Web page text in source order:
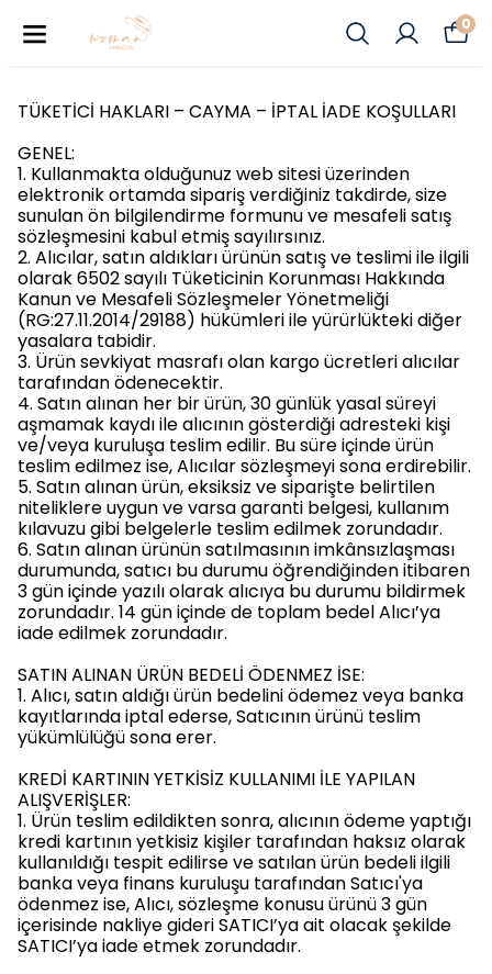
0
TÜKETİCİ HAKLARI – CAYMA – İPTAL İADE KOŞULLARI
GENEL:
1. Kullanmakta olduğunuz web sitesi üzerinden
elektronik ortamda sipariş verdiğiniz takdirde, size
sunulan ön bilgilendirme formunu ve mesafeli satış
sözleşmesini kabul etmiş sayılırsınız.
2. Alıcılar, satın aldıkları ürünün satış ve teslimi ile ilgili
olarak 6502 sayılı Tüketicinin Korunması Hakkında
Kanun ve Mesafeli Sözleşmeler Yönetmeliği
(RG:27.11.2014/29188) hükümleri ile yürürlükteki diğer
yasalara tabidir.
3. Ürün sevkiyat masrafı olan kargo ücretleri alıcılar
tarafından ödenecektir.
4. Satın alınan her bir ürün, 30 günlük yasal süreyi
aşmamak kaydı ile alıcının gösterdiği adresteki kişi
ve/veya kuruluşa teslim edilir. Bu süre içinde ürün
teslim edilmez ise, Alıcılar sözleşmeyi sona erdirebilir.
5. Satın alınan ürün, eksiksiz ve siparişte belirtilen
niteliklere uygun ve varsa garanti belgesi, kullanım
kılavuzu gibi belgelerle teslim edilmek zorundadır.
6. Satın alınan ürünün satılmasının imkânsızlaşması
durumunda, satıcı bu durumu öğrendiğinden itibaren
3 gün içinde yazılı olarak alıcıya bu durumu bildirmek
zorundadır. 14 gün içinde de toplam bedel Alıcı’ya
iade edilmek zorundadır.
SATIN ALINAN ÜRÜN BEDELİ ÖDENMEZ İSE:
1. Alıcı, satın aldığı ürün bedelini ödemez veya banka
kayıtlarında iptal ederse, Satıcının ürünü teslim
yükümlülüğü sona erer.
KREDİ KARTININ YETKİSİZ KULLANIMI İLE YAPILAN
ALIŞVERİŞLER:
1. Ürün teslim edildikten sonra, alıcının ödeme yaptığı
kredi kartının yetkisiz kişiler tarafından haksız olarak
kullanıldığı tespit edilirse ve satılan ürün bedeli ilgili
banka veya finans kuruluşu tarafından Satıcı'ya
ödenmez ise, Alıcı, sözleşme konusu ürünü 3 gün
içerisinde nakliye gideri SATICI’ya ait olacak şekilde
SATICI’ya iade etmek zorundadır.